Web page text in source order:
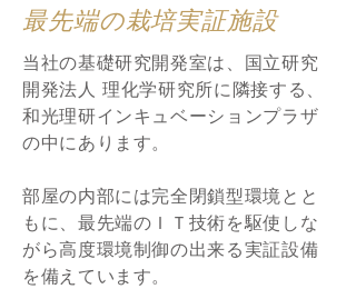
最先端の栽培実証施設
当社の基礎研究開発室は、国立研究
開発法人 理化学研究所に隣接する、
和光理研インキュベーションプラザ
の中にあります。
​部屋の内部には完全閉鎖型環境とと
もに、 最先端のＩＴ技術を駆使しな
がら高度環境制御の出来る実証設備
を備えています。